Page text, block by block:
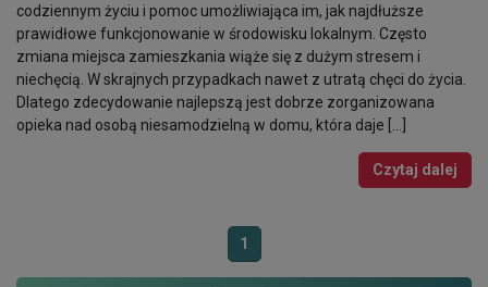
codziennym życiu i pomoc umożliwiająca im, jak najdłuższe
prawidłowe funkcjonowanie w środowisku lokalnym. Często
zmiana miejsca zamieszkania wiąże się z dużym stresem i
niechęcią. W skrajnych przypadkach nawet z utratą chęci do życia.
Dlatego zdecydowanie najlepszą jest dobrze zorganizowana
opieka nad osobą niesamodzielną w domu, która daje […]
Czytaj dalej
1